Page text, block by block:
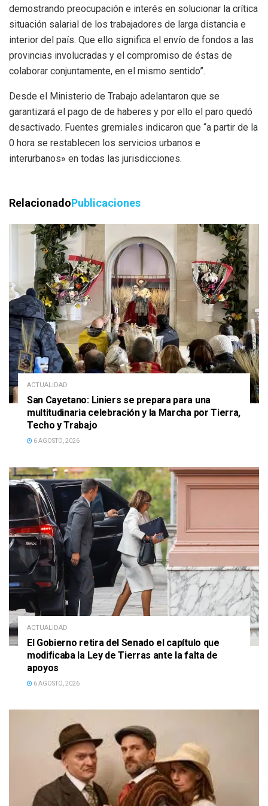
demostrando preocupación e interés en solucionar la crítica
situación salarial de los trabajadores de larga distancia e
interior del país. Que ello significa el envío de fondos a las
provincias involucradas y el compromiso de éstas de
colaborar conjuntamente, en el mismo sentido”.
Desde el Ministerio de Trabajo adelantaron que se
garantizará el pago de de haberes y por ello el paro quedó
desactivado. Fuentes gremiales indicaron que “a partir de la
0 hora se restablecen los servicios urbanos e
interurbanos» en todas las jurisdicciones.
RelacionadoPublicaciones
ACTUALIDAD
San Cayetano: Liniers se prepara para una
multitudinaria celebración y la Marcha por Tierra,
Techo y Trabajo
6 AGOSTO, 2026
ACTUALIDAD
El Gobierno retira del Senado el capítulo que
modificaba la Ley de Tierras ante la falta de
apoyos
6 AGOSTO, 2026